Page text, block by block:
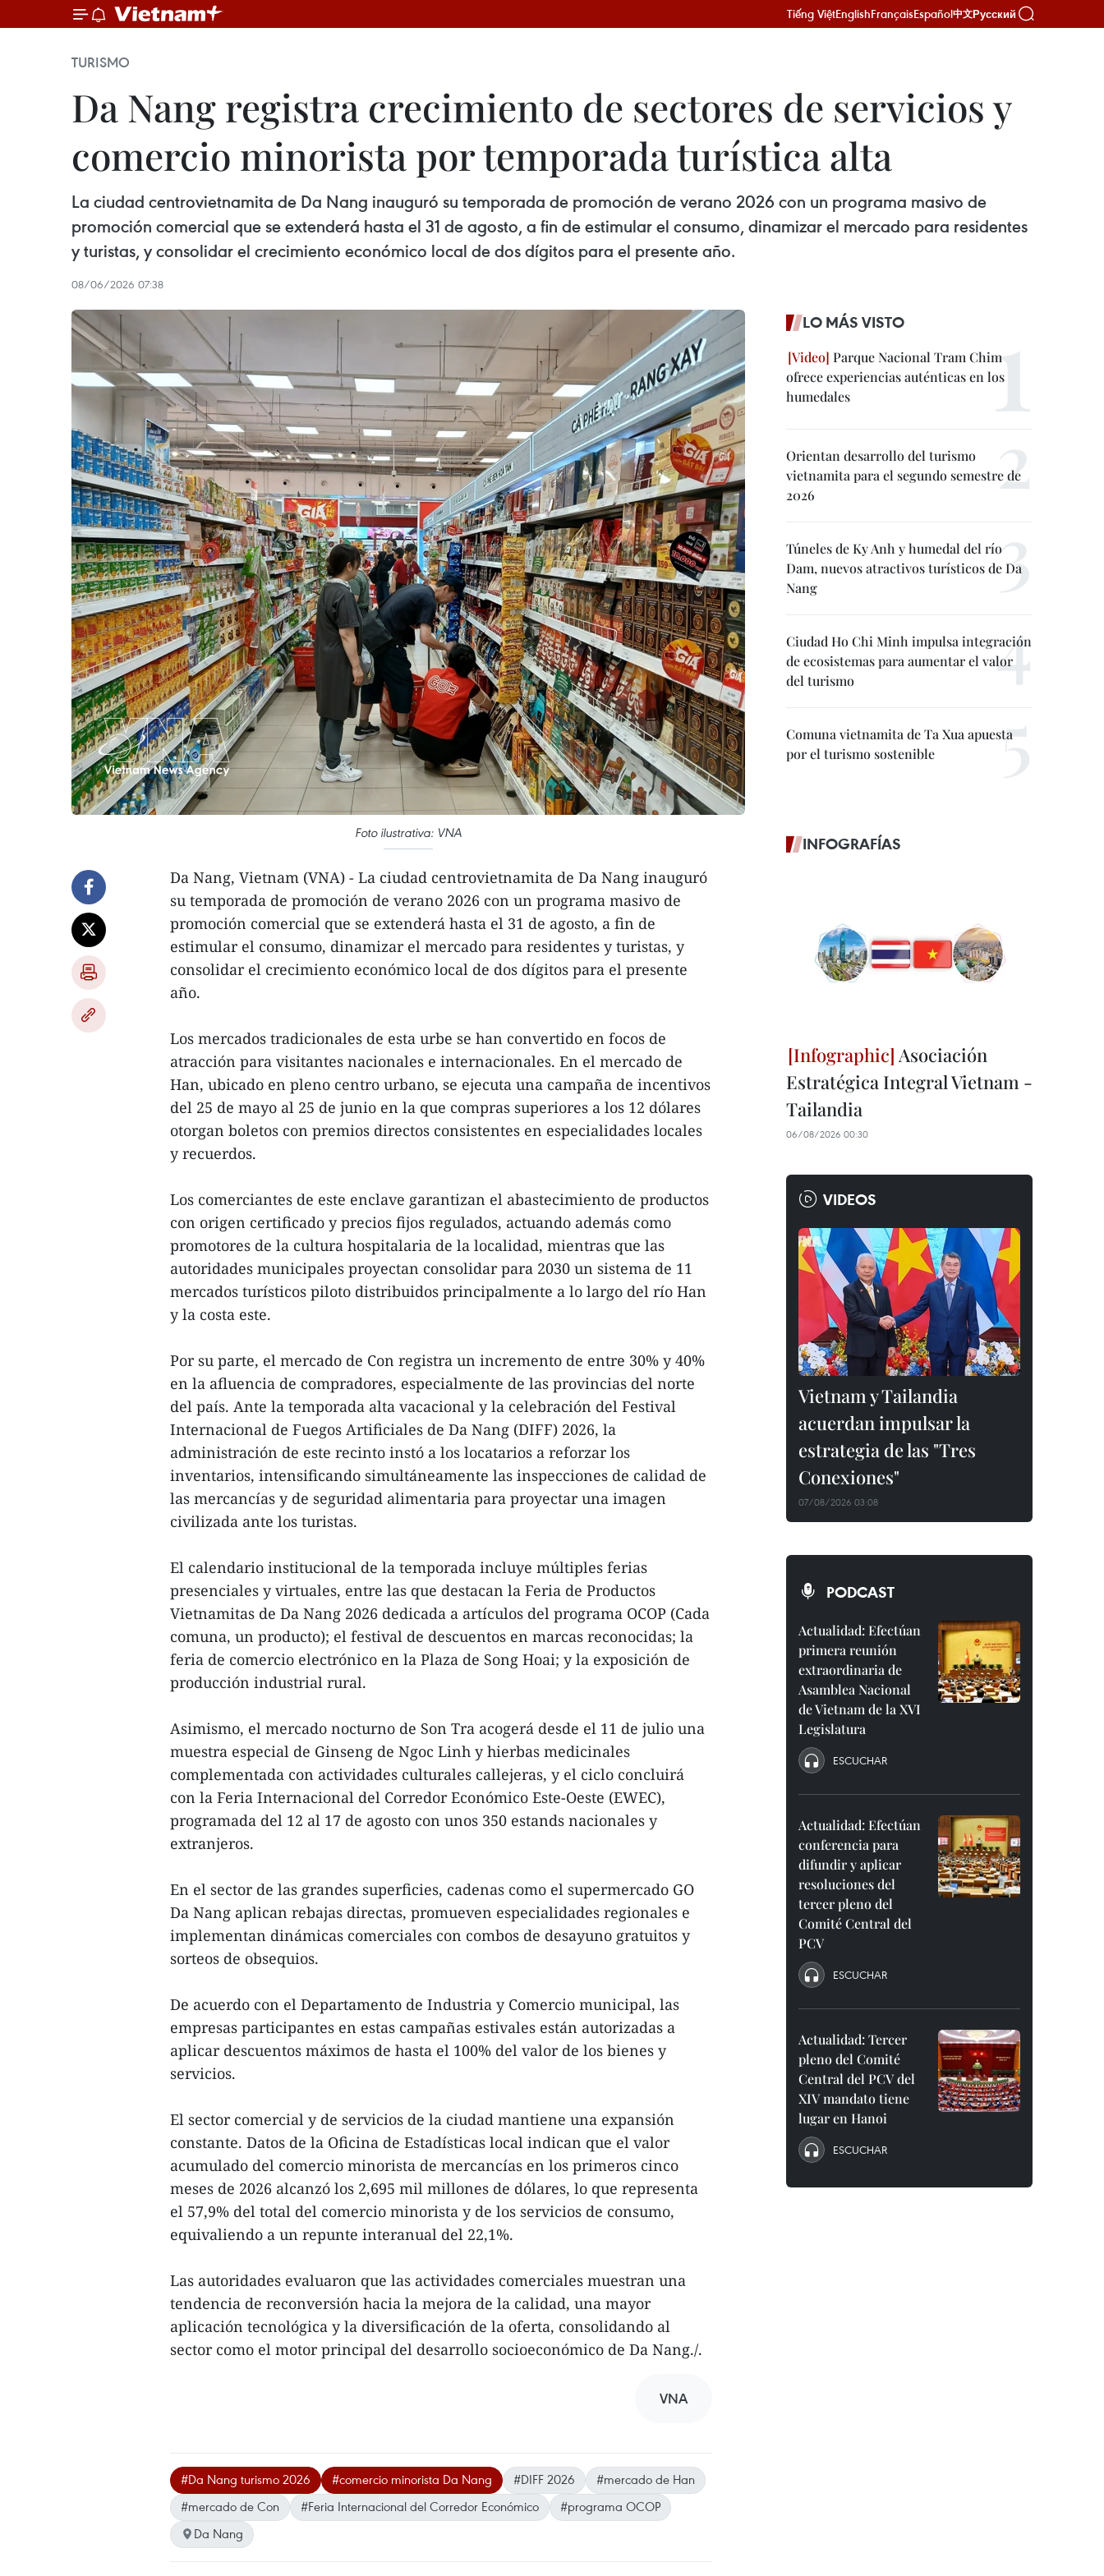
Tiếng ViệtEnglishFrançaisEspañol中文Русский
TURISMO
Da Nang registra crecimiento de sectores de servicios y
comercio minorista por temporada turística alta
La ciudad centrovietnamita de Da Nang inauguró su temporada de promoción de verano 2026 con un programa masivo de
promoción comercial que se extenderá hasta el 31 de agosto, a fin de estimular el consumo, dinamizar el mercado para residentes
y turistas, y consolidar el crecimiento económico local de dos dígitos para el presente año.
08/06/2026 07:38
Foto ilustrativa: VNA
Da Nang, Vietnam (VNA) - La ciudad centrovietnamita de Da Nang inauguró
su temporada de promoción de verano 2026 con un programa masivo de
promoción comercial que se extenderá hasta el 31 de agosto, a fin de
estimular el consumo, dinamizar el mercado para residentes y turistas, y
consolidar el crecimiento económico local de dos dígitos para el presente
año.
Los mercados tradicionales de esta urbe se han convertido en focos de
atracción para visitantes nacionales e internacionales. En el mercado de
Han, ubicado en pleno centro urbano, se ejecuta una campaña de incentivos
del 25 de mayo al 25 de junio en la que compras superiores a los 12 dólares
otorgan boletos con premios directos consistentes en especialidades locales
y recuerdos.
Los comerciantes de este enclave garantizan el abastecimiento de productos
con origen certificado y precios fijos regulados, actuando además como
promotores de la cultura hospitalaria de la localidad, mientras que las
autoridades municipales proyectan consolidar para 2030 un sistema de 11
mercados turísticos piloto distribuidos principalmente a lo largo del río Han
y la costa este.
Por su parte, el mercado de Con registra un incremento de entre 30% y 40%
en la afluencia de compradores, especialmente de las provincias del norte
del país. Ante la temporada alta vacacional y la celebración del Festival
Internacional de Fuegos Artificiales de Da Nang (DIFF) 2026, la
administración de este recinto instó a los locatarios a reforzar los
inventarios, intensificando simultáneamente las inspecciones de calidad de
las mercancías y de seguridad alimentaria para proyectar una imagen
civilizada ante los turistas.
El calendario institucional de la temporada incluye múltiples ferias
presenciales y virtuales, entre las que destacan la Feria de Productos
Vietnamitas de Da Nang 2026 dedicada a artículos del programa OCOP (Cada
comuna, un producto); el festival de descuentos en marcas reconocidas; la
feria de comercio electrónico en la Plaza de Song Hoai; y la exposición de
producción industrial rural.
Asimismo, el mercado nocturno de Son Tra acogerá desde el 11 de julio una
muestra especial de Ginseng de Ngoc Linh y hierbas medicinales
complementada con actividades culturales callejeras, y el ciclo concluirá
con la Feria Internacional del Corredor Económico Este-Oeste (EWEC),
programada del 12 al 17 de agosto con unos 350 estands nacionales y
extranjeros.
En el sector de las grandes superficies, cadenas como el supermercado GO
Da Nang aplican rebajas directas, promueven especialidades regionales e
implementan dinámicas comerciales con combos de desayuno gratuitos y
sorteos de obsequios.
De acuerdo con el Departamento de Industria y Comercio municipal, las
empresas participantes en estas campañas estivales están autorizadas a
aplicar descuentos máximos de hasta el 100% del valor de los bienes y
servicios.
El sector comercial y de servicios de la ciudad mantiene una expansión
constante. Datos de la Oficina de Estadísticas local indican que el valor
acumulado del comercio minorista de mercancías en los primeros cinco
meses de 2026 alcanzó los 2,695 mil millones de dólares, lo que representa
el 57,9% del total del comercio minorista y de los servicios de consumo,
equivaliendo a un repunte interanual del 22,1%.
Las autoridades evaluaron que las actividades comerciales muestran una
tendencia de reconversión hacia la mejora de la calidad, una mayor
aplicación tecnológica y la diversificación de la oferta, consolidando al
sector como el motor principal del desarrollo socioeconómico de Da Nang./.
VNA
#Da Nang turismo 2026 #comercio minorista Da Nang #DIFF 2026
#mercado de Han
#mercado de Con
#Feria Internacional del Corredor Económico
#programa OCOP
Da Nang
LO MÁS VISTO
Parque Nacional Tram Chim
ofrece experiencias auténticas en los
humedales
Orientan desarrollo del turismo
vietnamita para el segundo semestre de
2026
Túneles de Ky Anh y humedal del río
Dam, nuevos atractivos turísticos de Da
Nang
Ciudad Ho Chi Minh impulsa integración
de ecosistemas para aumentar el valor
del turismo
Comuna vietnamita de Ta Xua apuesta
por el turismo sostenible
INFOGRAFÍAS
Asociación
Estratégica Integral Vietnam -
Tailandia
06/08/2026 00:30
VIDEOS
Vietnam y Tailandia
acuerdan impulsar la
estrategia de las "Tres
Conexiones"
07/08/2026 03:08
PODCAST
Actualidad: Efectúan
primera reunión
extraordinaria de
Asamblea Nacional
de Vietnam de la XVI
Legislatura
ESCUCHAR
Actualidad: Efectúan
conferencia para
difundir y aplicar
resoluciones del
tercer pleno del
Comité Central del
PCV
ESCUCHAR
Actualidad: Tercer
pleno del Comité
Central del PCV del
XIV mandato tiene
lugar en Hanoi
ESCUCHAR